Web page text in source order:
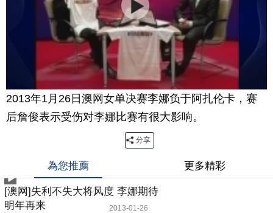
2013年1月26日澳网女单决赛李娜负于阿扎伦卡，赛
后詹俊表示受伤对李娜比赛有很大影响。
分享
為您推薦 更多精彩
[澳网]失利不失大将风度 李娜期待
明年再来
2013-01-26